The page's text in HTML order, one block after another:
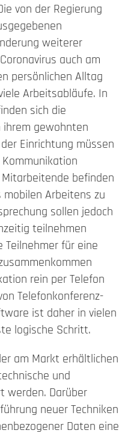
von der Regierung
weiterer
auch am
persönlichen Alltag
Arbeitsabläufe. In
sich die
gewohnten
Einrichtung müssen
befinden
mobilen Arbeitens zu
sollen jedoch
teilnehmen
Teilnehmer für eine
rein per Telefon
Telefonkonferenz-
ist daher in vielen
logische Schritt.
am Markt erhältlichen
und
werden. Darüber
neuer Techniken
Daten eine